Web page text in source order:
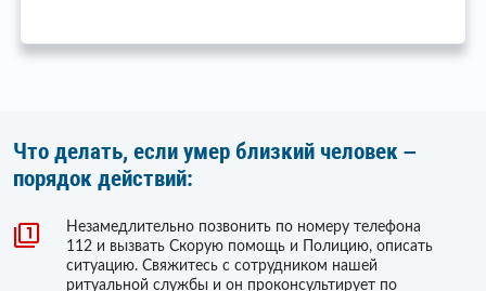
Что делать, если умер близкий человек –
порядок действий:
Незамедлительно позвонить по номеру телефона
112 и вызвать Скорую помощь и Полицию, описать
ситуацию. Свяжитесь с сотрудником нашей
ритуальной службы и он проконсультирует по